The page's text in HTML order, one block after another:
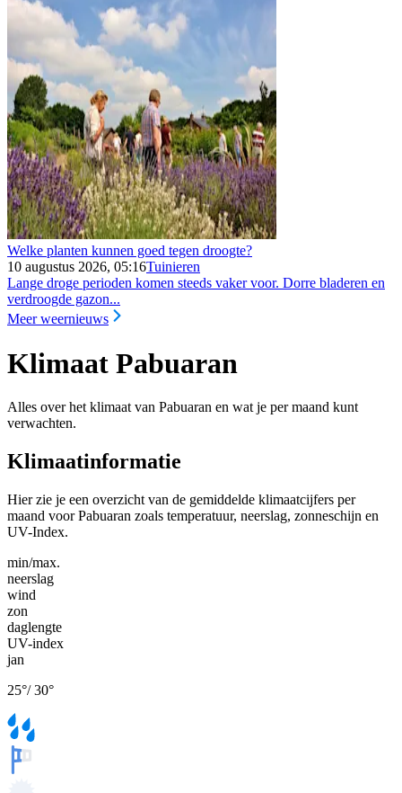
Welke planten kunnen goed tegen droogte?
10 augustus 2026, 05:16Tuinieren
Lange droge perioden komen steeds vaker voor. Dorre bladeren en
verdroogde gazon...
Meer weernieuws
Klimaat Pabuaran
Alles over het klimaat van Pabuaran en wat je per maand kunt
verwachten.
Klimaatinformatie
Hier zie je een overzicht van de gemiddelde klimaatcijfers per
maand voor Pabuaran zoals temperatuur, neerslag, zonneschijn en
UV-Index.
min/max.
neerslag
wind
zon
daglengte
UV-index
jan
25°/30°